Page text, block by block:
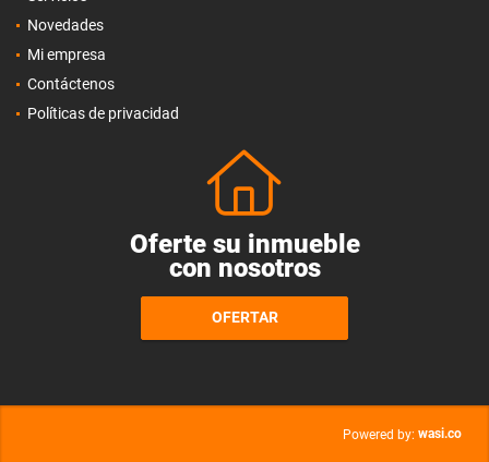
Novedades
Mi empresa
Contáctenos
Políticas de privacidad
Oferte su inmueble
con nosotros
OFERTAR
Powered by: wasi.co